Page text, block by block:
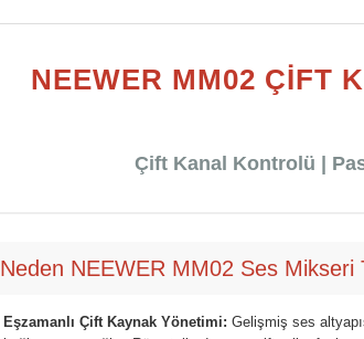
NEEWER MM02 ÇIFT
Çift Kanal Kontrolü |
Neden NEEWER MM02 Ses Mikseri
Eşzamanlı Çift Kaynak Yönetimi: Gelişmiş ses